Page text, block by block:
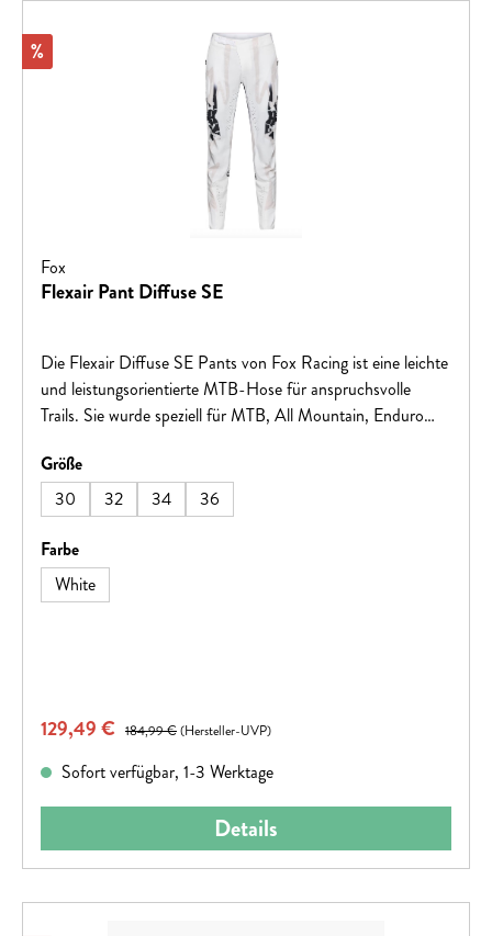
Rabatt
%
Fox
Flexair Pant Diffuse SE
Die Flexair Diffuse SE Pants von Fox Racing ist eine leichte
und leistungsorientierte MTB-Hose für anspruchsvolle
Trails. Sie wurde speziell für MTB, All Mountain, Enduro
Bewegungsfreiheit sowie hohen Komfort – ideal für Fahrten
in den wärmeren Monaten.85% POLYESTER, 13%
ELASTANE, 2% POLYAMIDE NYLON
Größeauswählen
30
32 34
36
Farbeauswählen
White
Verkaufspreis:
129,49 € Regulärer Preis:
184,99 €(Hersteller-UVP)
Sofort verfügbar, 1-3 Werktage
Details